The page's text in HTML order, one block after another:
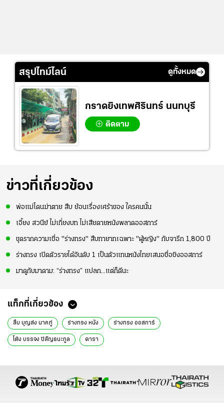
สรุปไทม์ไลน์ ดูทั้งหมด
กราดยิงเทพศิรินทร์ นนทบุรี
ติดตาม
ข่าวที่เกี่ยวข้อง
พ่อแม่โดนฆ่าตาย สืบ ย้อนเรื่องเศร้าของ ใครคนนั้น
เอี้ยง สวนีย์ ไม่เกี่ยงบท ไม่เสียดายหนังพลาดออสการ์
ขุดรากความเชื่อ "ร่างทรง" สืบทายาทเฉพาะ "ผู้หญิง" กับจารึก 1,800 ปี
ร่างทรง เปิดตัวรายได้อันดับ 1 เป็นตัวแทนหนังไทยเสนอชื่อชิงออสการ์
มาดูกับมาดาม: “ร่างทรง” แปลก...แต่ก็ดีนะ
แท็กที่เกี่ยวข้อง
สืบ บุญส่ง นาคภู่ ร่างทรง หนัง ร่างทรง ออสการ์
โต้ง บรรจง ปิสัญธนะกูล ดารา